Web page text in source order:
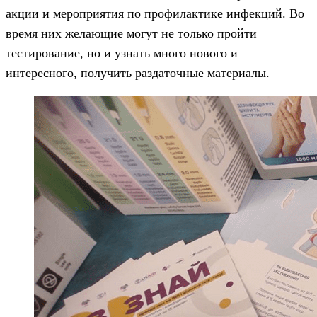
акции и мероприятия по профилактике инфекций. Во
время них желающие могут не только пройти
тестирование, но и узнать много нового и
интересного, получить раздаточные материалы.